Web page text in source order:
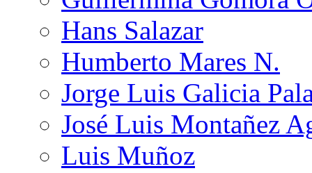
Hans Salazar
Humberto Mares N.
Jorge Luis Galicia
José Luis Montañez
Luis Muñoz